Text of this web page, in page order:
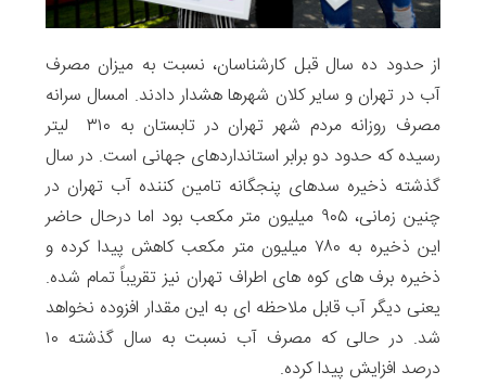
از حدود ده سال قبل کارشناسان، نسبت به میزان مصرف
آب در تهران و سایر کلان شهرها هشدار دادند. امسال سرانه
مصرف روزانه مردم شهر تهران در تابستان به ۳۱۰ لیتر
رسیده که حدود دو برابر استانداردهای جهانی است. در سال
گذشته ذخیره سدهای پنجگانه تامین کننده آب تهران در
چنین زمانی، ۹۰۵ میلیون متر مکعب بود اما درحال حاضر
این ذخیره به ۷۸۰ میلیون متر مکعب کاهش پیدا کرده و
ذخیره برف های کوه های اطراف تهران نیز تقریباً تمام شده.
یعنی دیگر آب قابل ملاحظه ای به این مقدار افزوده نخواهد
شد. در حالی که مصرف آب نسبت به سال گذشته ۱۰
درصد افزایش پیدا کرده.